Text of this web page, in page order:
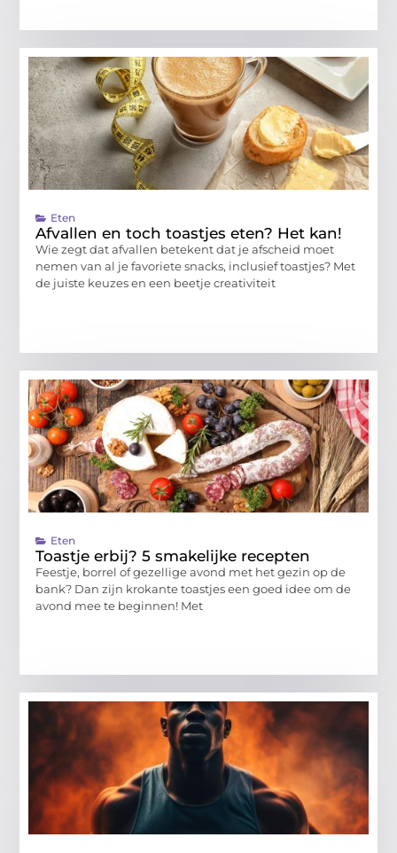
Eten
Afvallen en toch toastjes eten? Het kan!
Wie zegt dat afvallen betekent dat je afscheid moet
nemen van al je favoriete snacks, inclusief toastjes? Met
de juiste keuzes en een beetje creativiteit
Eten
Toastje erbij? 5 smakelijke recepten
Feestje, borrel of gezellige avond met het gezin op de
bank? Dan zijn krokante toastjes een goed idee om de
avond mee te beginnen! Met